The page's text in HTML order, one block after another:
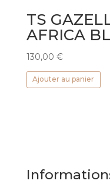
TS
AFRICA
130,00 €
Ajouter au panier